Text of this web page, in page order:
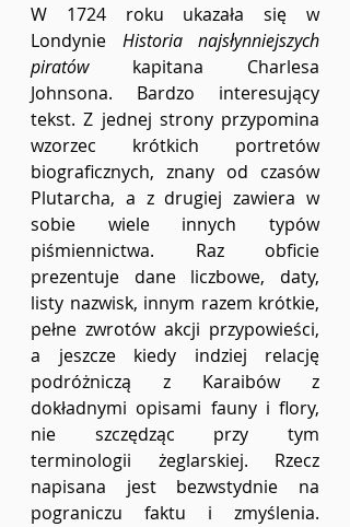
W 1724 roku ukazała się w
Londynie Historia najsłynniejszych
piratów kapitana Charlesa
Johnsona. Bardzo interesujący
tekst. Z jednej strony przypomina
wzorzec krótkich portretów
biograficznych, znany od czasów
Plutarcha, a z drugiej zawiera w
sobie wiele innych typów
piśmiennictwa. Raz obficie
prezentuje dane liczbowe, daty,
listy nazwisk, innym razem krótkie,
pełne zwrotów akcji przypowieści,
a jeszcze kiedy indziej relację
podróżniczą z Karaibów z
dokładnymi opisami fauny i flory,
nie szczędząc przy tym
terminologii żeglarskiej. Rzecz
napisana jest bezwstydnie na
pograniczu faktu i zmyślenia.